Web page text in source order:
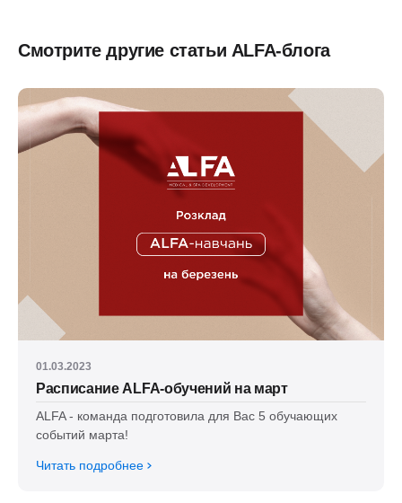
Смотрите другие статьи ALFA-блога
01.03.2023
Расписание ALFA-обучений на март
ALFA - команда подготовила для Вас 5 обучающих
событий марта!
Читать подробнее